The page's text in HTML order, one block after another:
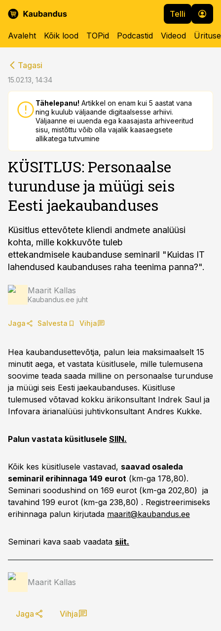
Telli
Avaleht Kõik lood TOPid Podcastid Videod
Tagasi
15.02.13, 14:34
Tähelepanu! Artikkel on enam kui 5 aastat vana
ning kuulub väljaande digitaalsesse arhiivi.
Väljaanne ei uuenda ega kaasajasta arhiveeritud
sisu, mistõttu võib olla vajalik kaasaegsete
allikatega tutvumine
KÜSITLUS: Personaalse
turunduse ja müügi seis
Eesti jaekaubanduses
Küsitlus ettevõtete kliendi andmete analüüsi
kohta, mille kokkuvõte tuleb
ettekandmisele kaubanduse seminaril "Kuidas IT
lahendused kaubanduses raha teenima panna?".
Maarit Kallas
Kaubandus.ee juht
Jaga Salvesta Vihja
Hea kaubandusettevõtja, palun leia maksimaalselt 15
minutit aega, et vastata küsitlusele, mille tulemusena
soovime teada saada milline on personaalse turunduse
ja müügi seis Eesti jaekaubanduses. Küsitluse
tulemused võtavad kokku ärikonsultant Indrek Saul ja
Infovara ärianalüüsi juhtivkonsultant Andres Kukke.
Palun vastata küsitlusele SIIN.
Kõik kes küsitlusele vastavad, saavad osaleda
seminaril erihinnaga 149 eurot (km-ga 178,80).
Seminari soodushind on 169 eurot (km-ga 202,80) ja
tavahind 199 eurot (km-ga 238,80) . Registreerimiseks
erihinnaga palun kirjutada maarit@kaubandus.ee
Seminari kava saab vaadata siit.
Maarit Kallas
Jaga Vihja